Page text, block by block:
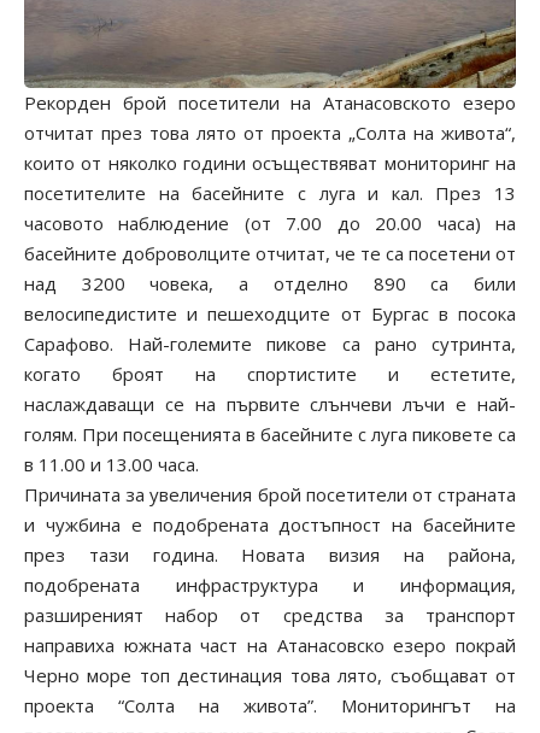
Рекорден брой посетители на Атанасовското езеро
отчитат през това лято от проекта „Солта на живота“,
които от няколко години осъществяват мониторинг на
посетителите на басейните с луга и кал. През 13
часовото наблюдение (от 7.00 до 20.00 часа) на
басейните доброволците отчитат, че те са посетени от
над 3200 човека, а отделно 890 са били
велосипедистите и пешеходците от Бургас в посока
Сарафово. Най-големите пикове са рано сутринта,
когато броят на спортистите и естетите,
наслаждаващи се на първите слънчеви лъчи е най-
голям. При посещенията в басейните с луга пиковете са
в 11.00 и 13.00 часа.
Причината за увеличения брой посетители от страната
и чужбина е подобрената достъпност на басейните
през тази година. Новата визия на района,
подобрената инфраструктура и информация,
разширеният набор от средства за транспорт
направиха южната част на Атанасовско езеро покрай
Черно море топ дестинация това лято, съобщават от
проекта “Солта на живота”. Мониторингът на